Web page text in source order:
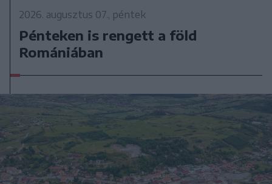
2026. augusztus 07., péntek
Pénteken is rengett a föld
Romániában